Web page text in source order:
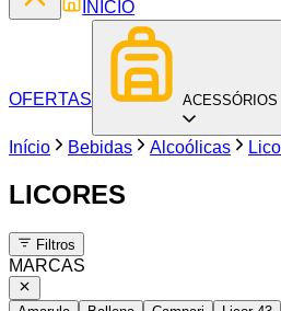
INÍCIO
OFERTAS ACESSÓRIOS
Início Bebidas Alcoólicas
LICORES
Filtros
MARCAS